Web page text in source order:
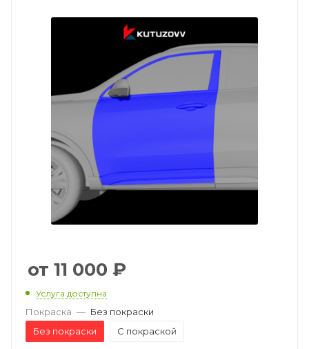
11 000 ₽
Услуга доступна
Покраска — Без покраски
Без покраски
С покраской